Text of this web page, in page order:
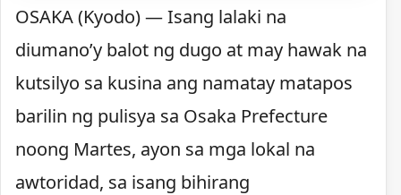
OSAKA (Kyodo) — Isang lalaki na
diumano’y balot ng dugo at may hawak na
kutsilyo sa kusina ang namatay matapos
barilin ng pulisya sa Osaka Prefecture
noong Martes, ayon sa mga lokal na
awtoridad, sa isang bihirang